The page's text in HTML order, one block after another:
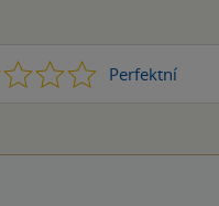
4 Perfektní
5